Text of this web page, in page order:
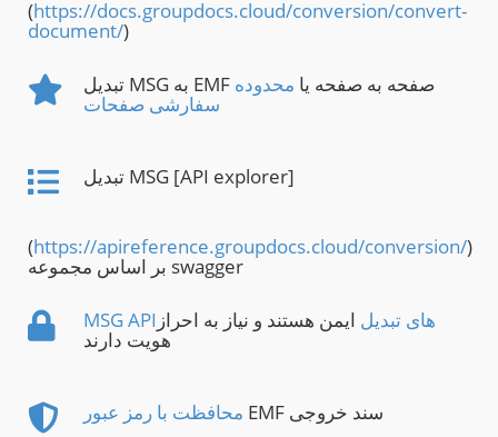
(https://docs.groupdocs.cloud/conversion/convert-
document/)
تبدیل MSG به EMF صفحه به صفحه یا محدوده
سفارشی صفحات
تبدیل MSG [API explorer]
(https://apireference.groupdocs.cloud/conversion/)
بر اساس مجموعه swagger
MSG APIهای تبدیل ایمن هستند و نیاز به احراز
هویت دارند
محافظت با رمز عبور EMF سند خروجی